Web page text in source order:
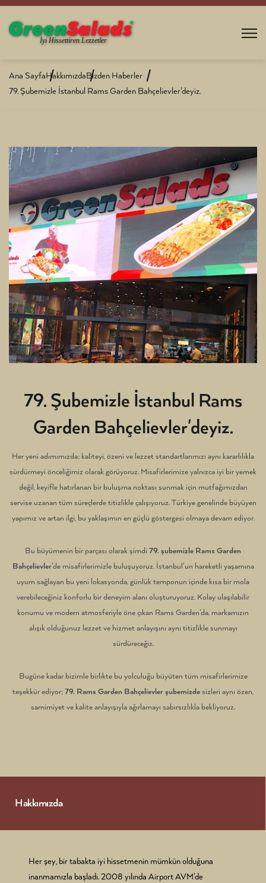
Ana SayfaHakkımızdaBizden Haberler
79. Şubemizle İstanbul Rams Garden Bahçelievler'deyiz.
79. Şubemizle İstanbul Rams
Garden Bahçelievler'deyiz.
Her yeni adımımızda; kaliteyi, özeni ve lezzet standartlarımızı aynı kararlılıkla
sürdürmeyi önceliğimiz olarak görüyoruz. Misafirlerimize yalnızca iyi bir yemek
değil, keyifle hatırlanan bir buluşma noktası sunmak için mutfağımızdan
servise uzanan tüm süreçlerde titizlikle çalışıyoruz. Türkiye genelinde büyüyen
yapımız ve artan ilgi, bu yaklaşımın en güçlü göstergesi olmaya devam ediyor.
Bu büyümenin bir parçası olarak şimdi 79. şubemizle Rams Garden
Bahçelievler’de misafirlerimizle buluşuyoruz. İstanbul’un hareketli yaşamına
uyum sağlayan bu yeni lokasyonda, günlük temponun içinde kısa bir mola
verebileceğiniz konforlu bir deneyim alanı oluşturuyoruz. Kolay ulaşılabilir
konumu ve modern atmosferiyle öne çıkan Rams Garden’da, markamızın
alışık olduğunuz lezzet ve hizmet anlayışını aynı titizlikle sunmayı
sürdüreceğiz.
Bugüne kadar bizimle birlikte bu yolculuğu büyüten tüm misafirlerimize
teşekkür ediyor; 79. Rams Garden Bahçelievler şubemizde sizleri aynı özen,
samimiyet ve kalite anlayışıyla ağırlamayı sabırsızlıkla bekliyoruz.
Hakkımızda
Her şey, bir tabakta iyi hissetmenin mümkün olduğuna
inanmamızla başladı. 2008 yılında Airport AVM’de